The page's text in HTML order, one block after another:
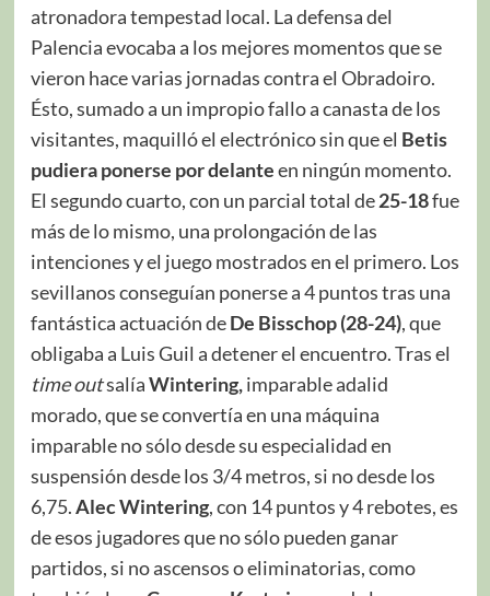
atronadora tempestad local. La defensa del
Palencia evocaba a los mejores momentos que se
vieron hace varias jornadas contra el Obradoiro.
Ésto, sumado a un impropio fallo a canasta de los
visitantes, maquilló el electrónico sin que el Betis
pudiera ponerse por delanteen ningún momento.
El segundo cuarto, con un parcial total de25-18fue
más de lo mismo, una prolongación de las
intenciones y el juego mostrados en el primero. Los
sevillanos conseguían ponerse a 4 puntos tras una
fantástica actuación deDe Bisschop (28-24), que
obligaba a Luis Guil a detener el encuentro. Tras el
time outsalíaWintering,imparable adalid
morado, que se convertía en una máquina
imparable no sólo desde su especialidad en
suspensión desde los 3/4 metros, si no desde los
6,75.Alec Wintering, con 14 puntos y 4 rebotes, es
de esos jugadores que no sólo pueden ganar
partidos, si no ascensos o eliminatorias, como